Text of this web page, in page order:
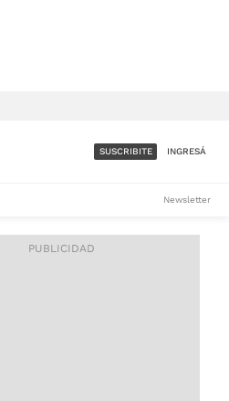
ACCESO FULL - $1.800/MES
SUSCRIBITE INGRESÁ
Newsletter